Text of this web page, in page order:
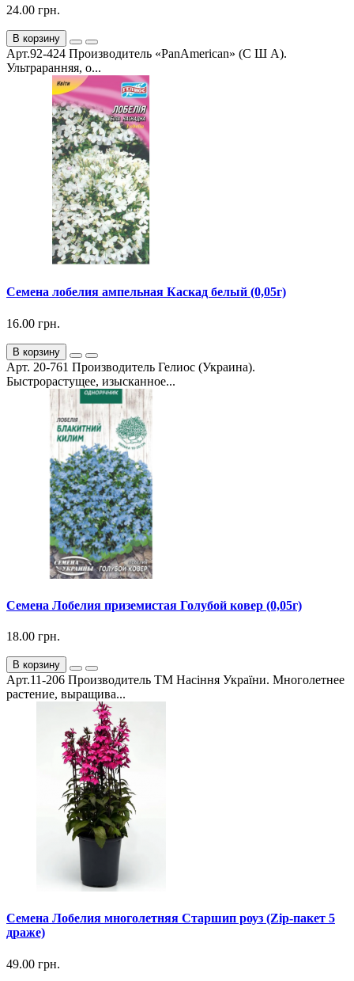
24.00 грн.
В корзину
Арт.92-424 Производитель «PanAmerican» (С Ш А).
Ультраранняя, о...
Семена лобелия ампельная Каскад белый (0,05г)
16.00 грн.
В корзину
Арт. 20-761 Производитель Гелиос (Украина).
Быстрорастущее, изысканное...
Семена Лобелия приземистая Голубой ковер (0,05г)
18.00 грн.
В корзину
Арт.11-206 Производитель ТМ Насіння України. Многолетнее
растение, выращива...
Семена Лобелия многолетняя Старшип роуз (Zip-пакет 5
драже)
49.00 грн.